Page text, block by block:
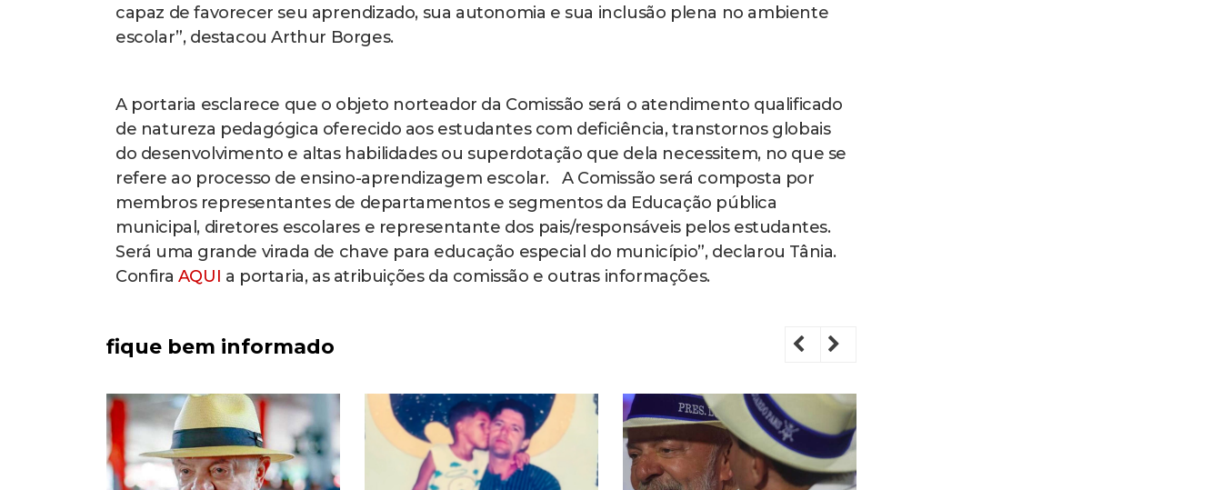
capaz de favorecer seu aprendizado, sua autonomia e sua inclusão plena no ambiente
escolar”, destacou Arthur Borges.
A portaria esclarece que o objeto norteador da Comissão será o atendimento qualificado
de natureza pedagógica oferecido aos estudantes com deficiência, transtornos globais
do desenvolvimento e altas habilidades ou superdotação que dela necessitem, no que se
refere ao processo de ensino-aprendizagem escolar. A Comissão será composta por
membros representantes de departamentos e segmentos da Educação pública
municipal, diretores escolares e representante dos pais/responsáveis pelos estudantes.
Será uma grande virada de chave para educação especial do município”, declarou Tânia.
Confira AQUI a portaria, as atribuições da comissão e outras informações.
fique bem informado Previous